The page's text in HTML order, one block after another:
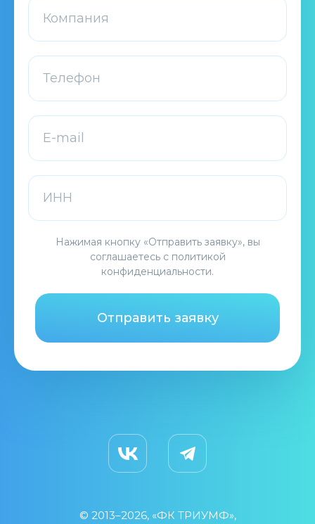
Нажимая кнопку «Отправить заявку», вы
соглашаетесь с политикой
конфиденциальности.
Отправить заявку
© 2013–2026, «ФК ТРИУМФ»,